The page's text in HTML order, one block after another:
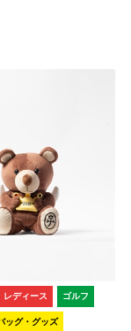
レディース ゴルフ
ッグ・グッズ